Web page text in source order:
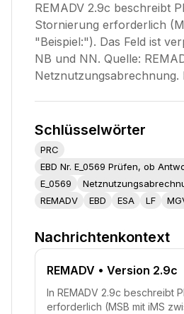
REMADV 2.9c beschreibt
Stornierung erforderlich
"Beispiel:"). Das Feld ist
NB und NN. Quelle:
Netznutzungsabrechnung.
Schlüsselwörter
PRC
EBD Nr. E_0569 Prüfen, ob
E_0569
REMADV
EBD ESA LF
Nachrichtenkontext
REMADV • Version 2.9c
In REMADV 2.9c beschreibt
erforderlich (MSB mit iMS